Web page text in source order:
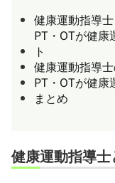
健康運動指導
PT・OTが健康
ト
健康運動指導
PT・OTが健康
まとめ
健康運動指導士